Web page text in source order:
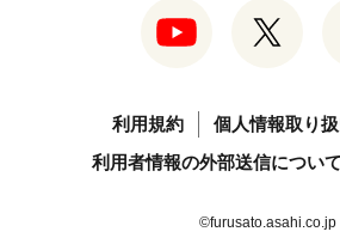
利用規約
個人情報取り
利用者情報の外部送信について
©furusato.asahi.co.jp